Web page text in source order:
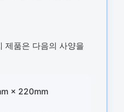
제품은 다음의 사양을
× 220mm